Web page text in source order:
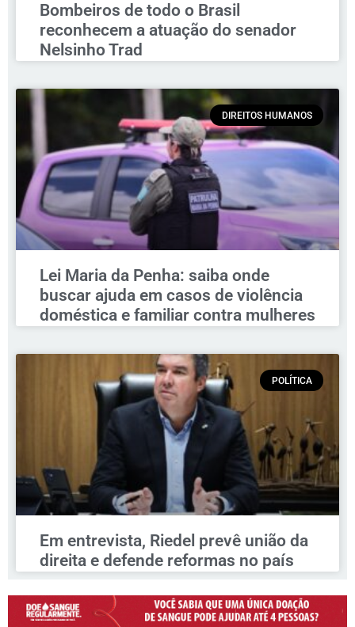
Bombeiros de todo o Brasil
reconhecem a atuação do senador
Nelsinho Trad
DIREITOS HUMANOS
Lei Maria da Penha: saiba onde
buscar ajuda em casos de violência
doméstica e familiar contra mulheres
POLÍTICA
Em entrevista, Riedel prevê união da
direita e defende reformas no país